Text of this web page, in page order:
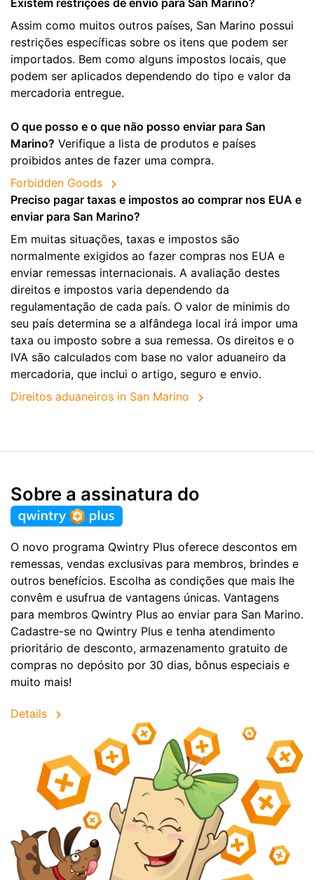
Assim como muitos outros países, San Marino possui
restrições específicas sobre os itens que podem ser
importados. Bem como alguns impostos locais, que
podem ser aplicados dependendo do tipo e valor da
mercadoria entregue.
O que posso e o que não posso enviar para San
Marino? Verifique a lista de produtos e países
proibidos antes de fazer uma compra.
Forbidden Goods
Preciso pagar taxas e impostos ao comprar nos EUA e
enviar para San Marino?
Em muitas situações, taxas e impostos são
normalmente exigidos ao fazer compras nos EUA e
enviar remessas internacionais. A avaliação destes
direitos e impostos varia dependendo da
regulamentação de cada país. O valor de minimis do
seu país determina se a alfândega local irá impor uma
taxa ou imposto sobre a sua remessa. Os direitos e o
IVA são calculados com base no valor aduaneiro da
mercadoria, que inclui o artigo, seguro e envio.
Direitos aduaneiros in San Marino
Sobre a assinatura do
O novo programa Qwintry Plus oferece descontos em
remessas, vendas exclusivas para membros, brindes e
outros benefícios. Escolha as condições que mais lhe
convêm e usufrua de vantagens únicas. Vantagens
para membros Qwintry Plus ao enviar para San Marino.
Cadastre-se no Qwintry Plus e tenha atendimento
prioritário de desconto, armazenamento gratuito de
compras no depósito por 30 dias, bônus especiais e
muito mais!
Details